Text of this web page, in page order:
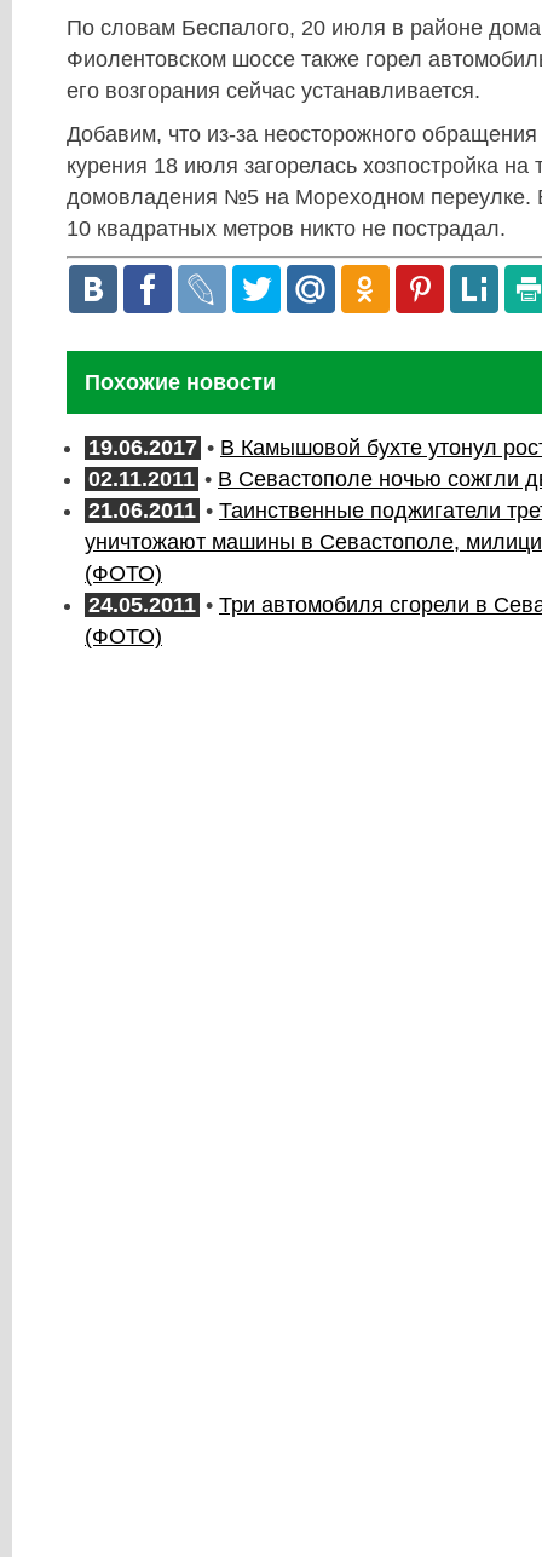
По словам Беспалого, 20 июля в районе
Фиолентовском шоссе также горел
его возгорания сейчас устанавливается.
Добавим, что из-за неосторожного
курения 18 июля загорелась хозпостройка на
домовладения №5 на Мореходном
10 квадратных метров никто не пострадал.
Похожие новости
19.06.2017 • В Камышовой бухте утонул
02.11.2011 • В Севастополе ночью сожгли
21.06.2011 • Таинственные поджигатели
уничтожают машины в Севастополе,
(ФОТО)
24.05.2011 • Три автомобиля сгорели в
(ФОТО)